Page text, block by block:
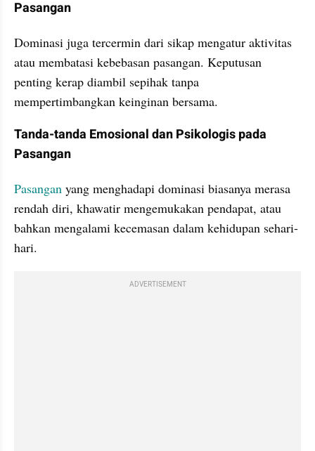
Pasangan
Dominasi juga tercermin dari sikap mengatur aktivitas
atau membatasi kebebasan pasangan. Keputusan
penting kerap diambil sepihak tanpa
mempertimbangkan keinginan bersama.
Tanda-tanda Emosional dan Psikologis pada
Pasangan
Pasangan yang menghadapi dominasi biasanya merasa
rendah diri, khawatir mengemukakan pendapat, atau
bahkan mengalami kecemasan dalam kehidupan sehari-
hari.
ADVERTISEMENT